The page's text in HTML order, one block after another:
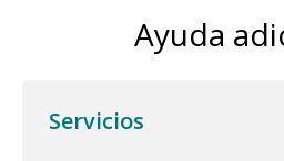
Ayuda
Servicios